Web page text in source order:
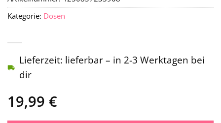
19,99 €
Lieferzeit: lieferbar – in 2-3 Werktagen bei
dir
Kategorie: Dosen